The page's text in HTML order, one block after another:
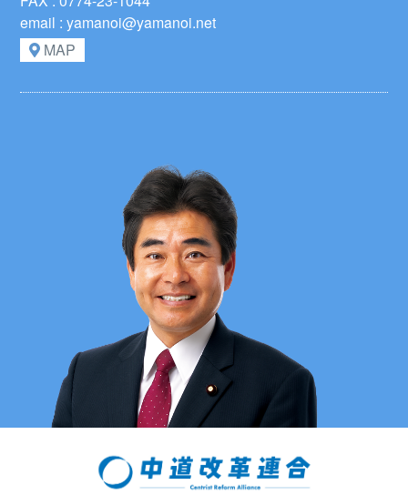
email : yamanoi@yamanoi.net
MAP